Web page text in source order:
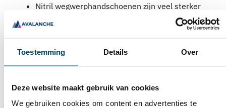
Toestemming Details Over
Deze website maakt gebruik van cookies
We gebruiken cookies om content en advertenties te
Nitril wegwerphandschoenen zijn veel sterker
vinyl handschoenen
VERKRIJGBAAR?
handschoenen, zodat je altijd een optie vindt die past
bij jouw voorkeuren of werkomgeving. Deze